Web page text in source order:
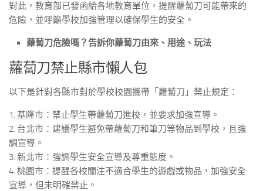
對此，教育部已發函給各地教育單位，提醒蘿蔔刀可能帶來的
危險，並呼籲學校加強管理以確保學生的安全。
蘿蔔刀危險嗎？告訴你蘿蔔刀由來、用途、玩法
蘿蔔刀禁止縣市懶人包
以下是針對各縣市對於學校校園攜帶「蘿蔔刀」禁止規定：
1. 基隆市：禁止學生帶蘿蔔刀進校，並要求加強宣導。
2. 台北市：建議學生避免帶蘿蔔刀和筆刀等物品到學校，且強
調宣導。
3. 新北市：強調學生安全宣導及尊重態度。
4. 桃園市：提醒各校關注不適合學生的遊戲或物品，加強安全
宣導，但未明確禁止。